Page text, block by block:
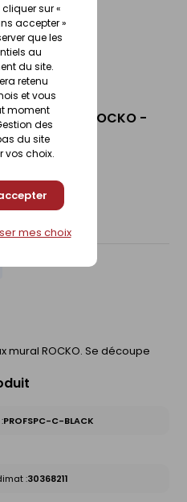
sur «
accepter »
que les
au
du site.
retenu
et vous
moment
des
du site
vos choix.
mes choix
mural ROCKO -
mural ROCKO. Se découpe
PROFSPC-C-BLACK
:30368211